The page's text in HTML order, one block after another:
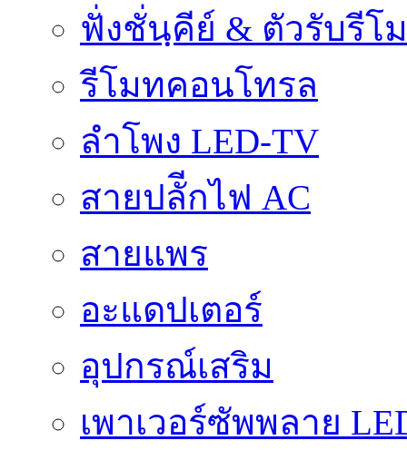
ฟั่งชั่นฺคีย์ & ตัวรับรีโ
รีโมทคอนโทรล
ลำโพง LED-TV
สายปลัีกไฟ AC
สายแพร
อะแดปเตอร์
อุปกรณ์เสริม
เพาเวอร์ซัพพลาย